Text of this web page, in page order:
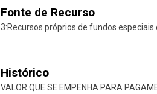
Fonte de Recurso
3:Recursos próprios de fundos
Histórico
VALOR QUE SE EMPENHA PARA